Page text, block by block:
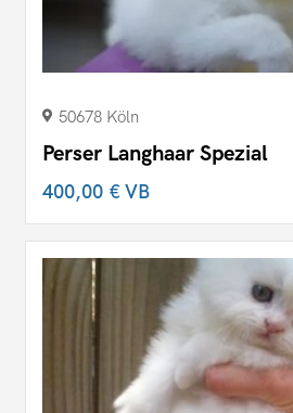
50678 Köln
Perser Langhaar Spezial
400,00 €VB